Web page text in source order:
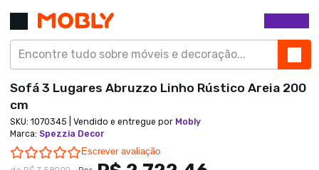
Sofá 3 Lugares Abruzzo Linho Rústico Areia 200
cm
SKU: 1070345 | Vendido e entregue por Mobly
Marca: Spezzia Decor
0.0 star rating
Escrever avaliação